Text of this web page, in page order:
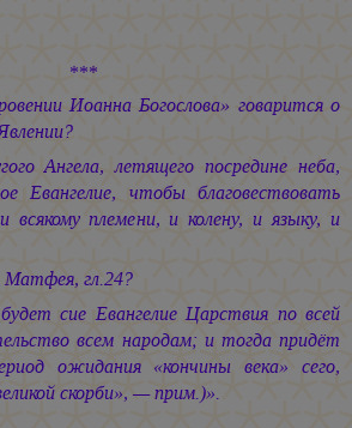
***
Иоанна Богослова» говарится о
Ангела, летящего посредине неба,
Евангелие, чтобы благовествовать
племени, и колену, и языку, и
Матфея, гл.24?
сие Евангелие Царствия по всей
всем народам; и тогда придёт
ожидания «кончины века» сего,
скорби», — прим.)».